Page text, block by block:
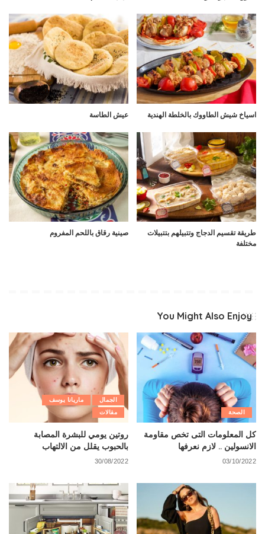
اسياخ شيش الطاووك بالخلطة الهندية عيش الطاسة
طريقة تقسيم الدجاج وتتبيلهم بتتبيلات
مختلفة
صينية رقاق باللحم المفروم
You Might Also Enjoy
الصحة
كل المعلومات التى تخص مقاومة
الانسولين .. لازم نعرفها
03/10/2022
الجمال
ماريانا يوسف
مقالات
روتين يومي للبشرة المصابة
بالحبوب يقلل من الالتهاب
30/08/2022